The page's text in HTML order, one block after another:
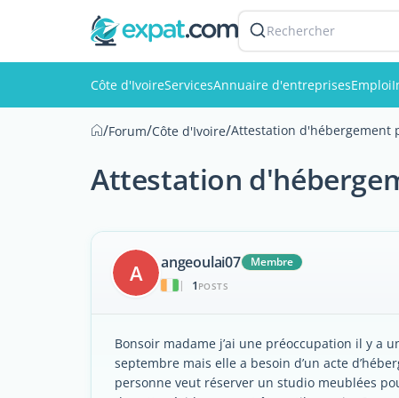
Rechercher
Côte d'IvoireServicesAnnuaire d'entreprisesEmploi
/Forum/Côte d'Ivoire/Attestation d'hébergement
Attestation
A angeoulai07
Membre
|
1 POSTS
Bonsoir madame j’ai une préoccupation il y a
septembre mais elle a besoin d’un acte
personne veut réserver un studio meublées